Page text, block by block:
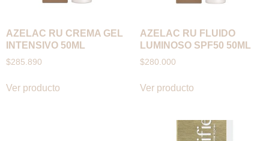
AZELAC RU CREMA GEL
INTENSIVO 50ML
$285.890
Ver producto
AZELAC RU FLUIDO
LUMINOSO SPF50 50ML
$280.000
Ver producto